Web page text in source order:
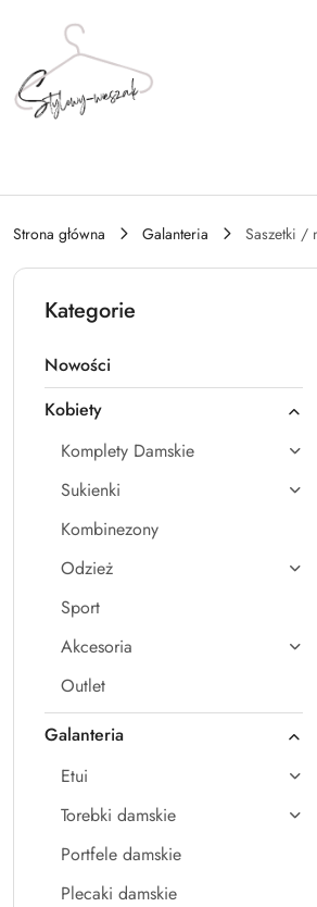
Przejdź do treści głównej
Przejdź do wyszukiwarki
Przejdź do moje konto
Przejdź do menu głównego
Przejdź do stopki
Strona główna Galanteria Saszetki /
Kategorie
Nowości
Kobiety
Komplety Damskie
Sukienki
Kombinezony
Odzież
Sport
Akcesoria
Outlet
Galanteria
Etui
Torebki damskie
Portfele damskie
Plecaki damskie